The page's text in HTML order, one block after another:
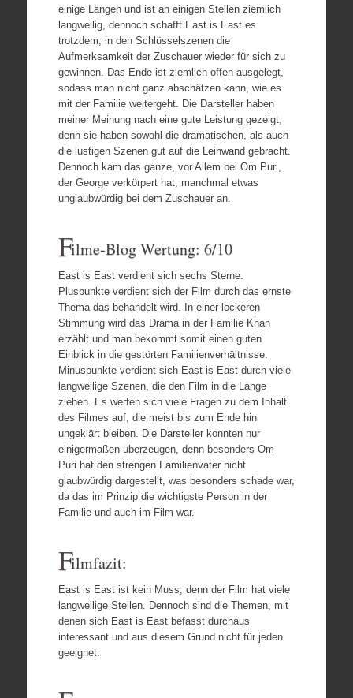
einige Längen und ist an einigen Stellen ziemlich
langweilig, dennoch schafft East is East es
trotzdem, in den Schlüsselszenen die
Aufmerksamkeit der Zuschauer wieder für sich zu
gewinnen. Das Ende ist ziemlich offen ausgelegt,
sodass man nicht ganz abschätzen kann, wie es
mit der Familie weitergeht. Die Darsteller haben
meiner Meinung nach eine gute Leistung gezeigt,
denn sie haben sowohl die dramatischen, als auch
die lustigen Szenen gut auf die Leinwand gebracht.
Dennoch kam das ganze, vor Allem bei Om Puri,
der George verkörpert hat, manchmal etwas
unglaubwürdig bei dem Zuschauer an.
Filme-Blog Wertung: 6/10
East is East verdient sich sechs Sterne.
Pluspunkte verdient sich der Film durch das ernste
Thema das behandelt wird. In einer lockeren
Stimmung wird das Drama in der Familie Khan
erzählt und man bekommt somit einen guten
Einblick in die gestörten Familienverhältnisse.
Minuspunkte verdient sich East is East durch viele
langweilige Szenen, die den Film in die Länge
ziehen. Es werfen sich viele Fragen zu dem Inhalt
des Filmes auf, die meist bis zum Ende hin
ungeklärt bleiben. Die Darsteller konnten nur
einigermaßen überzeugen, denn besonders Om
Puri hat den strengen Familienvater nicht
glaubwürdig dargestellt, was besonders schade war,
da das im Prinzip die wichtigste Person in der
Familie und auch im Film war.
Filmfazit:
East is East ist kein Muss, denn der Film hat viele
langweilige Stellen. Dennoch sind die Themen, mit
denen sich East is East befasst durchaus
interessant und aus diesem Grund nicht für jeden
geeignet.